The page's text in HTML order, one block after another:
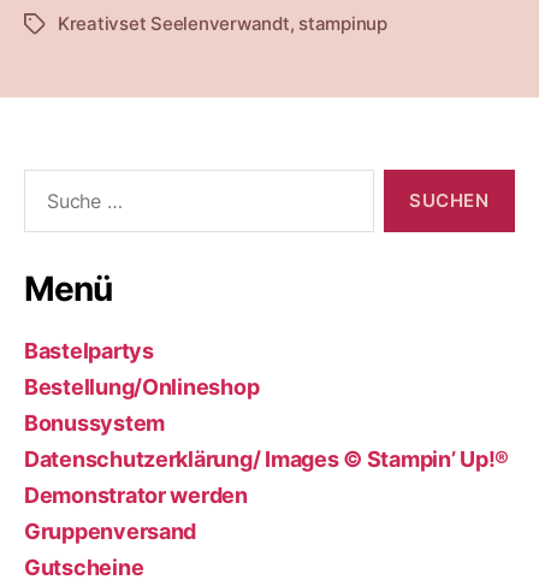
Schlagwörter
Kreativset Seelenverwandt, stampinup
nach:
Menü
Bastelpartys
Bestellung/Onlineshop
Bonussystem
Datenschutzerklärung/ Images © Stampin’ Up!®
Demonstrator werden
Gruppenversand
Gutscheine